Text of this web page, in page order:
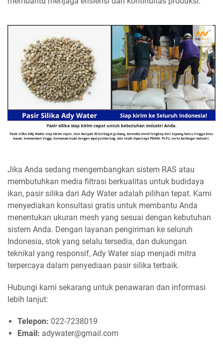
Jika Anda sedang mengembangkan sistem RAS atau
membutuhkan media filtrasi berkualitas untuk budidaya
ikan, pasir silika dari Ady Water adalah pilihan tepat. Kami
menyediakan konsultasi gratis untuk membantu Anda
menentukan ukuran mesh yang sesuai dengan kebutuhan
sistem Anda. Dengan layanan pengiriman ke seluruh
Indonesia, stok yang selalu tersedia, dan dukungan
teknikal yang responsif, Ady Water siap menjadi mitra
terpercaya dalam penyediaan pasir silika terbaik.
Hubungi kami sekarang untuk penawaran dan informasi
lebih lanjut:
Telepon: 022-7238019
Email: adywater@gmail.com